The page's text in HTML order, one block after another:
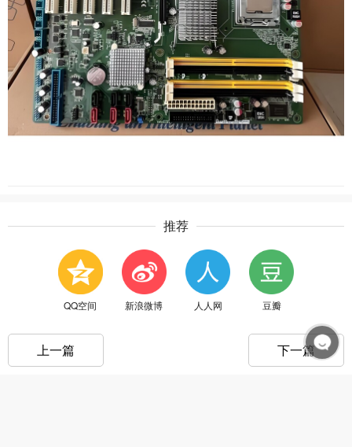
推荐
QQ空间 新浪微博 人人网 豆瓣
上一篇 下一篇